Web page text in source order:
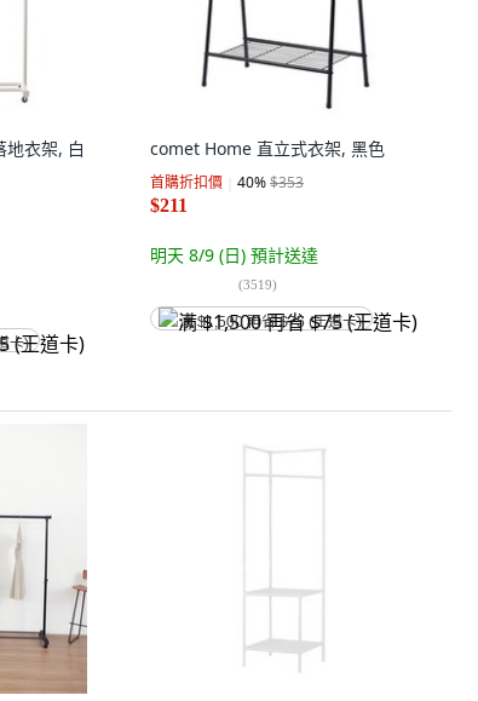
衣架, 白
卡)
comet Home 直立式衣架, 黑色
首購折扣價 40%$353
$211
明天 8/9 (日) 預計送達
(3519)
满 $1,500 再省 $75 (王道卡)